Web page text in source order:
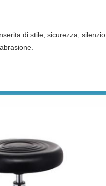
di stile, sicurezza, silenzio,